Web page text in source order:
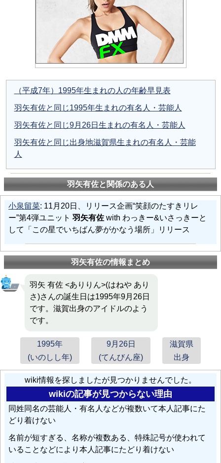
（平成7年）1995年生まれの人の年齢早見表
羽矢有佐と同じ1995年生まれの有名人・芸能人
羽矢有佐と同じ9月26日生まれの有名人・芸能人
羽矢有佐と同じ出身地滋賀県生まれの有名人・芸能
人
羽矢有佐と関係のある人
小泉留菜: 11月20日、リリース企画“笑顔のたすきリレ
ー”第4弾ユニット 羽矢有佐 with わっきー&いさっきーと
して「この星でいちばん夢がかなう場所」リリース
羽矢有佐の情報まとめ
羽矢 有佐 <ありりん>(はねや あり
さ)さんの誕生日は1995年9月26日
です。滋賀出身のアイドルのよう
です。
1995年
(いのしし年)
9月26日
(てんびん座)
滋賀県
出身
wiki情報を探しましたが見つかりませんでした。
wikiの記事が見つからない理由
同姓同名の芸能人・有名人などが複数いて本人記事にた
どり着けない
名前が短すぎる、名称が複数ある、特殊記号が使われて
いることなどにより本人記事にたどり着けない